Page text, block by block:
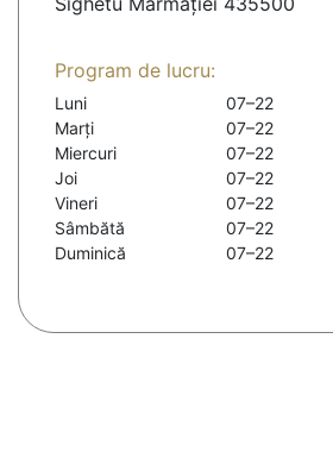
Program de lucru:
Luni
07–22
Marți
07–22
Miercuri
07–22
Joi
07–22
Vineri
07–22
Sâmbătă
07–22
Duminică
07–22